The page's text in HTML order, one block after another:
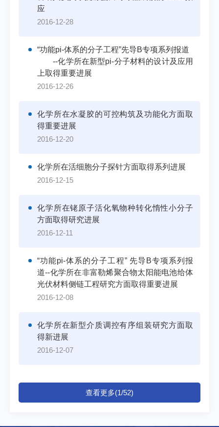
应
2016-12-28
“功能pi-体系的分子工程”先导B专项系列报道
--化学所在新型pi-分子材料的设计及应用
上取得重要进展
2016-12-26
化学所在水凝胶的可控构筑及功能化方面取
得重要进展
2016-12-20
化学所在活细胞分子探针方面取得系列进展
2016-12-15
化学所在铑原子活化氧物种转化惰性小分子
方面取得研究进展
2016-12-11
“功能pi-体系的分子工程” 先导B专项系列报
道--化学所在非富勒烯聚合物太阳能电池给体
光伏材料侧链工程研究方面取得重要进展
2016-12-08
化学所在新型介质调控有序组装研究方面取
得新进展
2016-12-07
查看更多(1/52)